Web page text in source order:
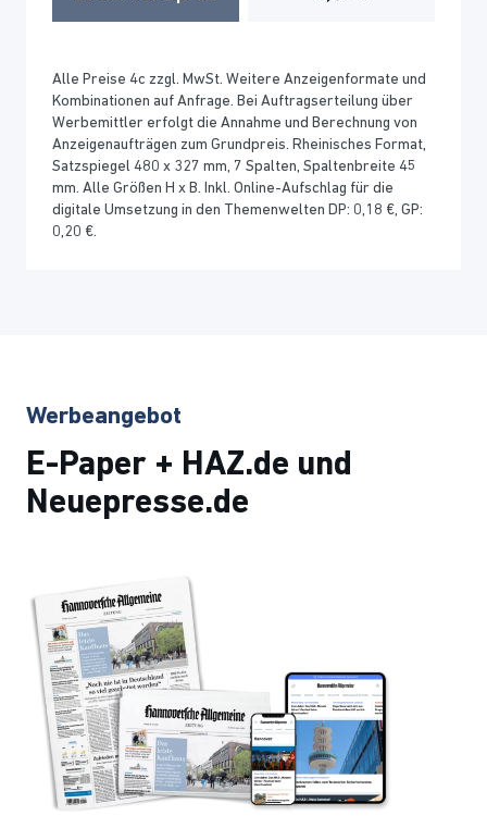
Alle Preise 4c zzgl. MwSt. Weitere Anzeigenformate und
Kombinationen auf Anfrage. Bei Auftragserteilung über
Werbemittler erfolgt die Annahme und Berechnung von
Anzeigenaufträgen zum Grundpreis. Rheinisches Format,
Satzspiegel 480 x 327 mm, 7 Spalten, Spaltenbreite 45
mm. Alle Größen H x B. Inkl. Online-Aufschlag für die
digitale Umsetzung in den Themenwelten DP: 0,18 €, GP:
0,20 €.
Werbeangebot
E-Paper + HAZ.de und
Neuepresse.de